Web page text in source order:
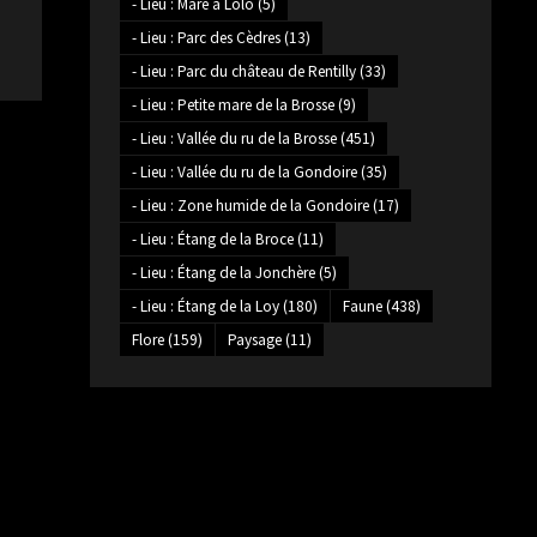
- Lieu : Mare à Lolo (5)
- Lieu : Parc des Cèdres(13)
- Lieu : Parc du château de Rentilly(33)
- Lieu : Petite mare de la Brosse(9)
- Lieu : Vallée du ru de la Brosse(451)
- Lieu : Vallée du ru de la Gondoire(35)
- Lieu : Zone humide de la Gondoire(17)
- Lieu : Étang de la Broce(11)
- Lieu : Étang de la Jonchère(5)
- Lieu : Étang de la Loy(180) Faune(438)
Flore(159) Paysage(11)